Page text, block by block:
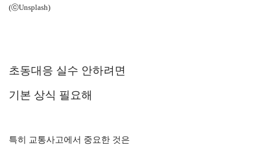
(ⓒUnsplash)
초동대응 실수 안하려면
기본 상식 필요해
특히 교통사고에서 중요한 것은